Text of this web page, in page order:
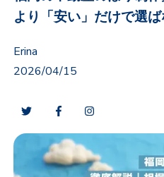
より「安い」だけで選
Erina
2026/04/15